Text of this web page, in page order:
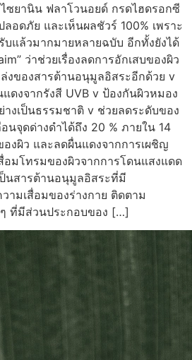
ซยานิน ฟลาโวนอยด์ กรดไฮดรอกซี
ดภัย และเห็นผลชัวร์ 100% เพราะ
บแล้วมากมายหลายฉบับ อีกทั้งยังได้
ว่าช่วยเรื่องลดการอักเสบของผิว
งของสารต้านอนุมูลอิสระอีกด้วย v
ดงจากรังสี UVB v ป้องกันผิวหมอง
งเป็นธรรมชาติ v ช่วยลดระดับของ
นจุดด่างดำได้ถึง 20 % ภายใน 14
งผิว และลดผื่นแดงจากการเผชิญ
อมโทรมของผิวจากการโดนแสงแดด
นสารต้านอนุมูลอิสระที่มี
ามเสื่อมของร่างกาย ติดตาม
ที่มีส่วนประกอบของ […]